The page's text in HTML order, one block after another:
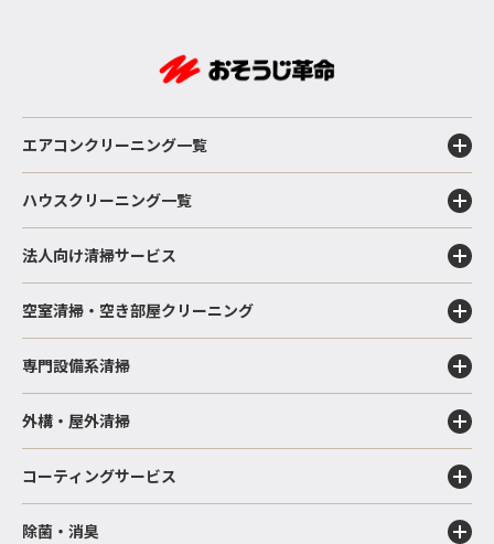
エアコンクリーニング一覧
ハウスクリーニング一覧
法人向け清掃サービス
空室清掃・空き部屋クリーニング
専門設備系清掃
外構・屋外清掃
コーティングサービス
除菌・消臭